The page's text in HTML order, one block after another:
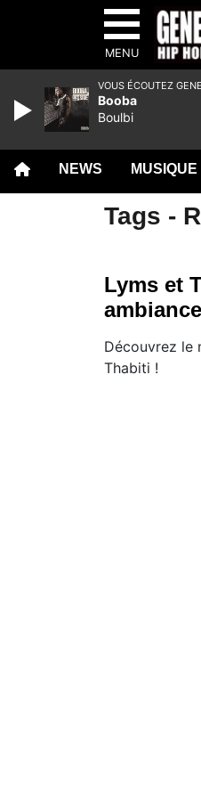
MENU
NEWS MUSIQUE
Tags -
Lyms et
Découvrez le
Thabiti !
VOUS ÉCOUTEZ
Booba
Boulbi